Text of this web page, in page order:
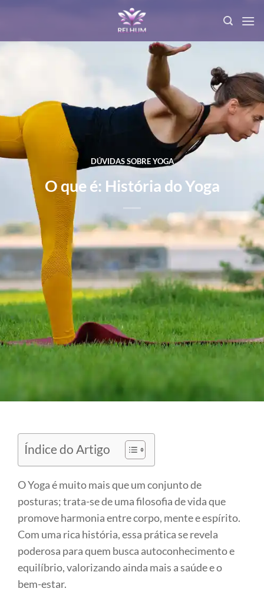
DÚVIDAS SOBRE YOGA
O que é: História do Yoga
Índice do Artigo
O Yoga é muito mais que um conjunto de
posturas; trata-se de uma filosofia de vida que
promove harmonia entre corpo, mente e espírito.
Com uma rica história, essa prática se revela
poderosa para quem busca autoconhecimento e
equilíbrio, valorizando ainda mais a saúde e o
bem-estar.